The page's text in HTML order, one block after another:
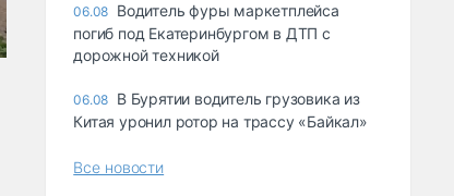
06.08 Водитель фуры маркетплейса
погиб под Екатеринбургом в ДТП с
дорожной техникой
06.08 В Бурятии водитель грузовика из
Китая уронил ротор на трассу «Байкал»
Все новости